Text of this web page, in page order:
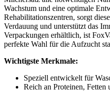
Wachstum und eine optimale
Rehabilitationszentren, sorgt
Verdauung und unterstützt das
Verpackungen erhältlich, ist
perfekte Wahl für die Aufzucht
Wichtigste Merkmale:
Speziell entwickelt für
Reich an Proteinen, Fetten